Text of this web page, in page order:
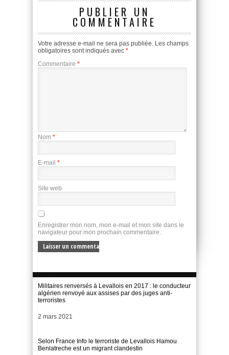
PUBLIER UN
COMMENTAIRE
Votre adresse e-mail ne sera pas publiée. Les champs
obligatoires sont indiqués avec *
Commentaire *
Nom *
E-mail *
Site web
Enregistrer mon nom, mon e-mail et mon site dans le
navigateur pour mon prochain commentaire.
Militaires renversés à Levallois en 2017 : le conducteur
algérien renvoyé aux assises par des juges anti-
terroristes
Date
2 mars 2021
Selon France Info le terroriste de Levallois Hamou
Benlatreche est un migrant clandestin